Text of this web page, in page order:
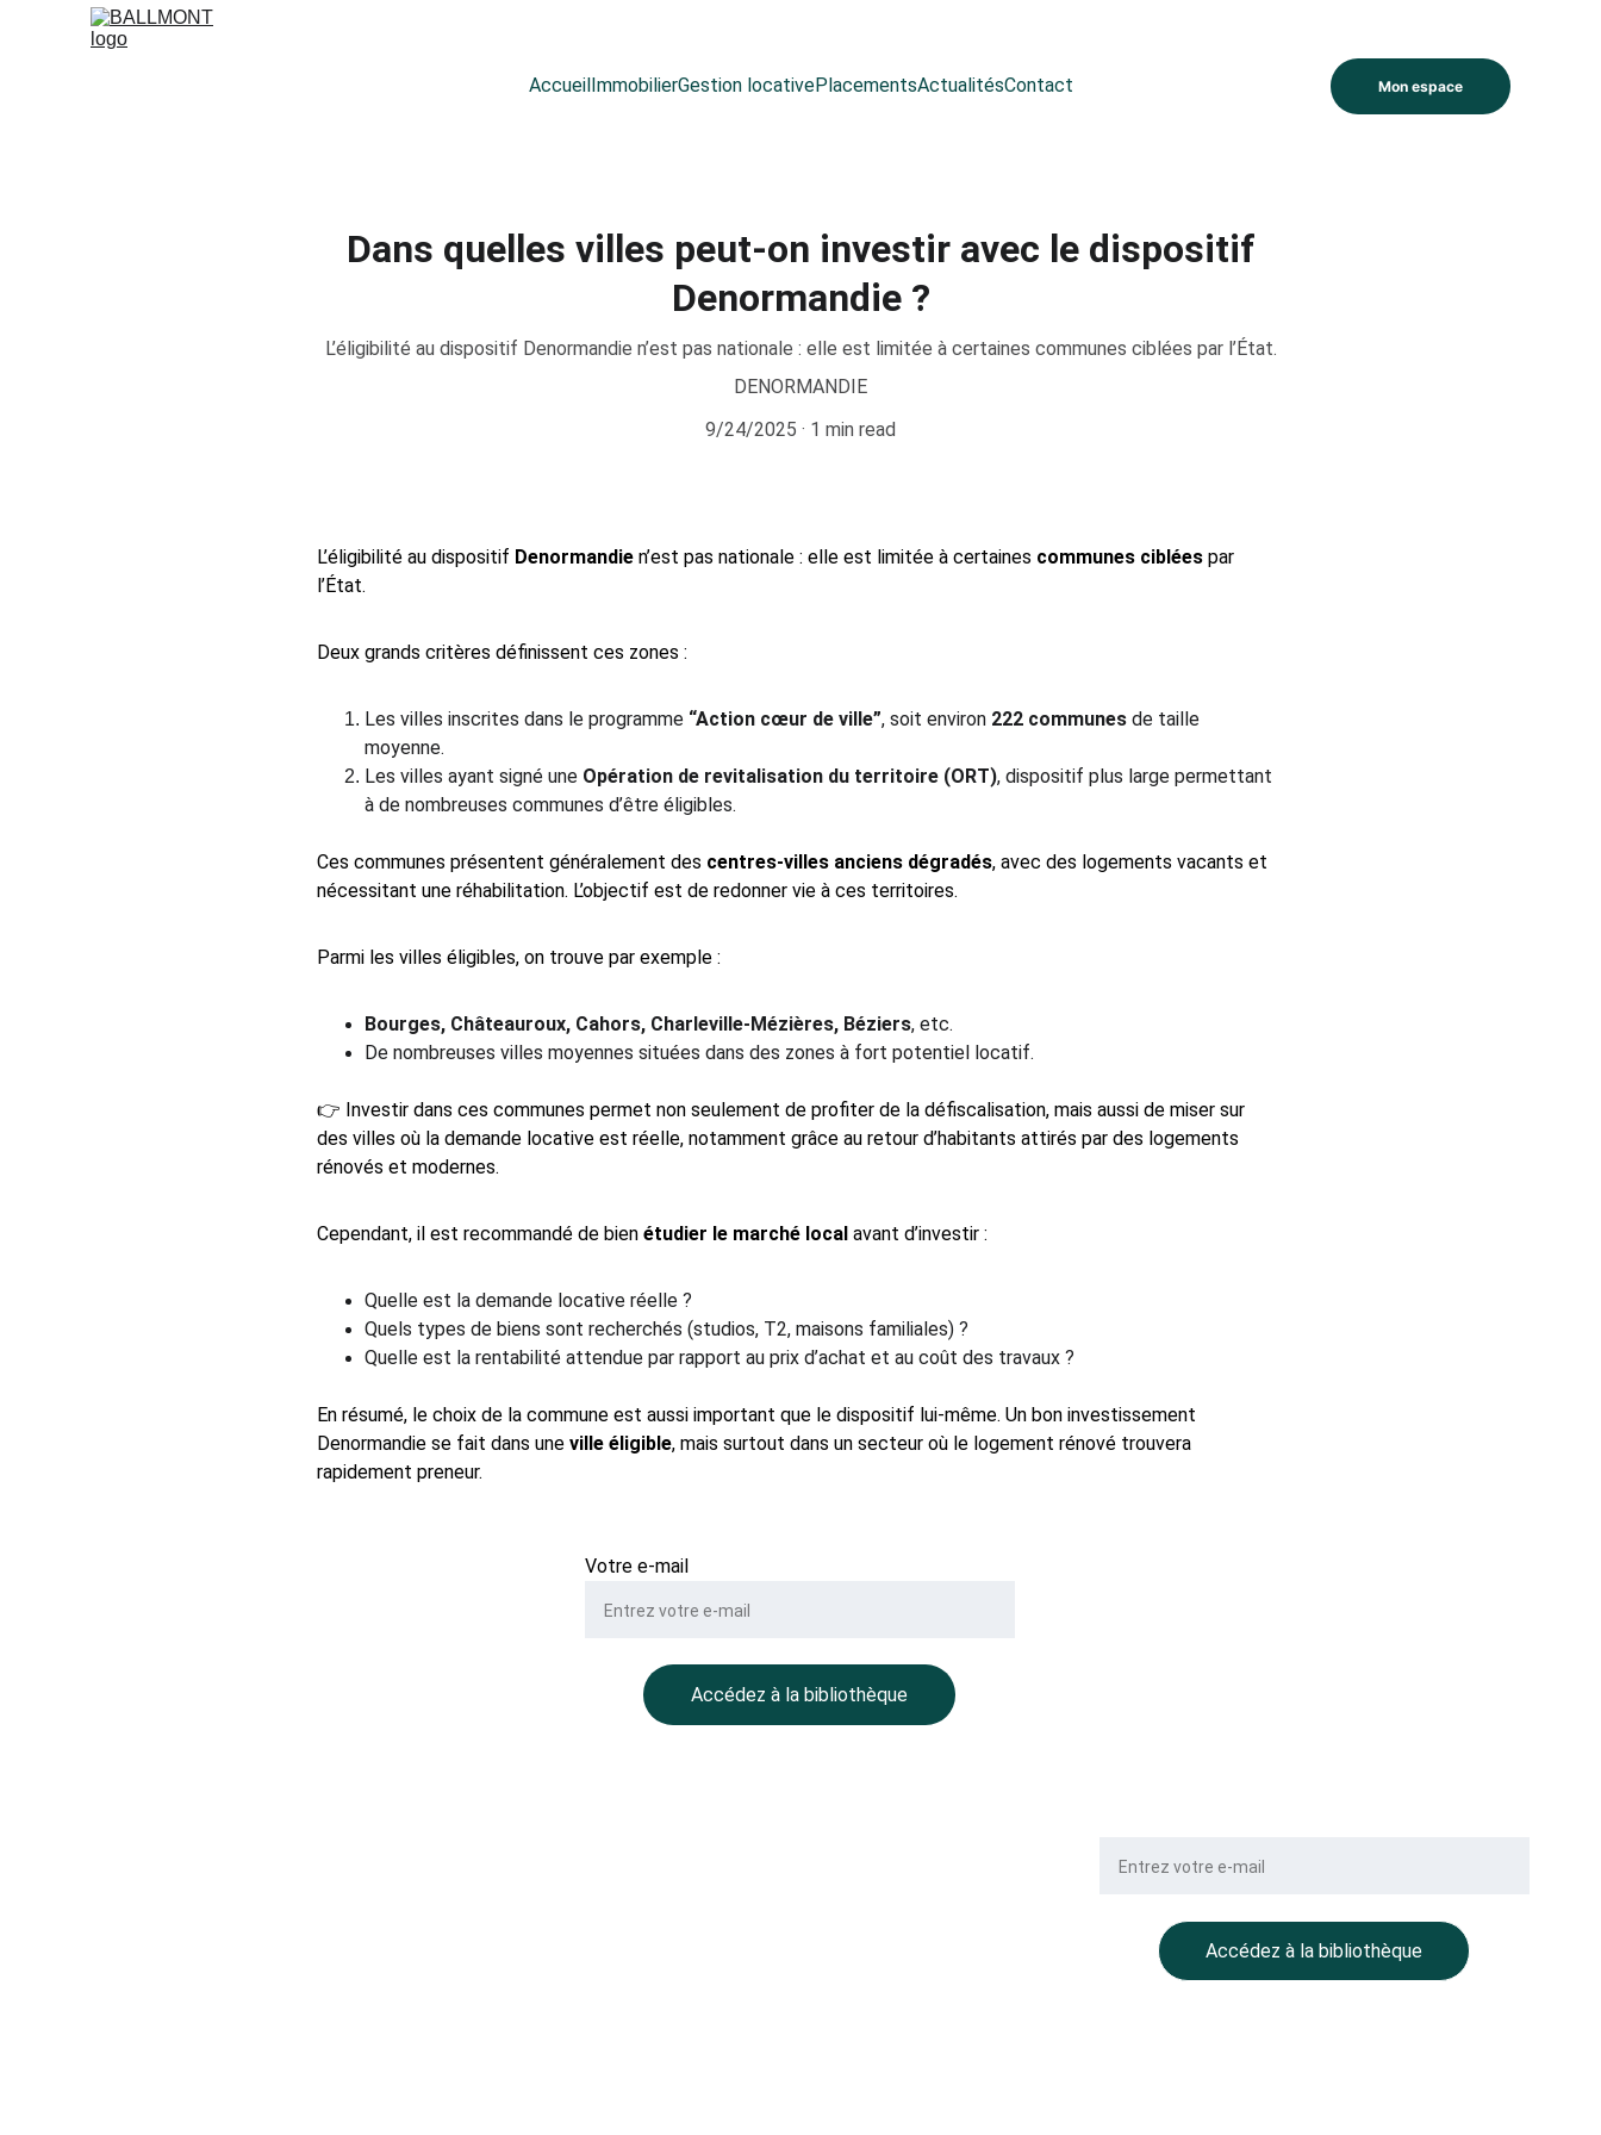
AccueilImmobilierGestion locativePlacementsActualitésContact Mon espace
Dans quelles villes peut-on investir avec le dispositif
Denormandie ?
L’éligibilité au dispositif Denormandie n’est pas nationale : elle est limitée à certaines communes ciblées par l’État.
DENORMANDIE
9/24/2025
1 min read
L’éligibilité au dispositif Denormandie n’est pas nationale : elle est limitée à certaines communes ciblées par
l’État.
Deux grands critères définissent ces zones :
Les villes inscrites dans le programme “Action cœur de ville”, soit environ 222 communes de taille
moyenne.
Les villes ayant signé une Opération de revitalisation du territoire (ORT), dispositif plus large permettant
à de nombreuses communes d’être éligibles.
Ces communes présentent généralement des centres-villes anciens dégradés, avec des logements vacants et
nécessitant une réhabilitation. L’objectif est de redonner vie à ces territoires.
Parmi les villes éligibles, on trouve par exemple :
Bourges, Châteauroux, Cahors, Charleville-Mézières, Béziers, etc.
De nombreuses villes moyennes situées dans des zones à fort potentiel locatif.
👉 Investir dans ces communes permet non seulement de profiter de la défiscalisation, mais aussi de miser sur
des villes où la demande locative est réelle, notamment grâce au retour d’habitants attirés par des logements
rénovés et modernes.
Cependant, il est recommandé de bien étudier le marché local avant d’investir :
Quelle est la demande locative réelle ?
Quels types de biens sont recherchés (studios, T2, maisons familiales) ?
Quelle est la rentabilité attendue par rapport au prix d’achat et au coût des travaux ?
En résumé, le choix de la commune est aussi important que le dispositif lui-même. Un bon investissement
Denormandie se fait dans une ville éligible, mais surtout dans un secteur où le logement rénové trouvera
rapidement preneur.
Votre e-mail
Accédez à la bibliothèque
Accédez à la bibliothèque